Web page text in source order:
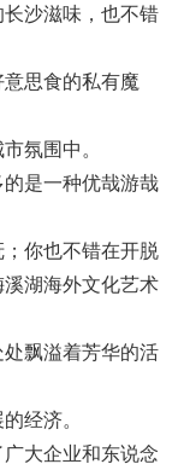
沙滋味，也不错
思食的私有魔
氛围中。
是一种优哉游哉
你也不错在开脱
湖海外文化艺术
飘溢着芳华的活
经济。
大企业和东说念